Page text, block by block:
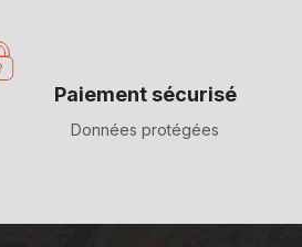
Paiement sécurisé
Données protégées